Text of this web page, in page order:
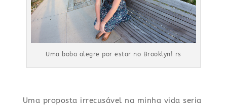
Uma boba alegre por estar no Brooklyn! rs
Uma proposta irrecusável na minha vida seria